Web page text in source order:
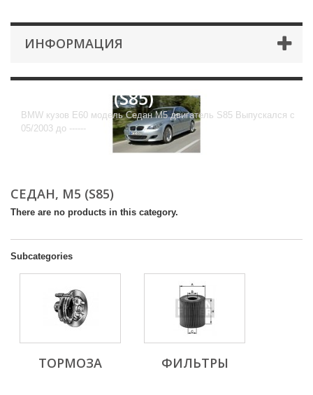
ИНФОРМАЦИЯ
Седан, M5 (S85)
BMW кузов E60 модель Седан M5 двигатель S85 Выпускался с
05/2003 до ------
СЕДАН, M5 (S85)
There are no products in this category.
Subcategories
ТОРМОЗА ФИЛЬТРЫ